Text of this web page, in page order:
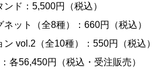
ド：5,500円（税込）
ット（全8種）：660円（税込）
ン vol.2（全10種）：550円（税込）
各56,450円（税込・受注販売）